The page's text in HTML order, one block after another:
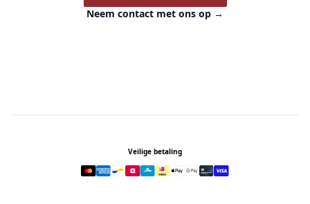
Neem contact met ons op →
Veilige betaling